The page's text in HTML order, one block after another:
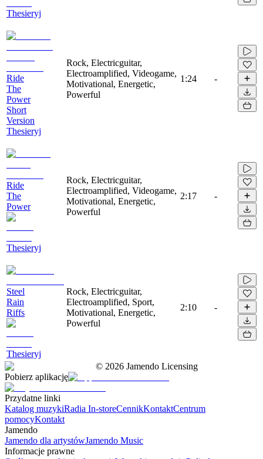
Thesieryj
Ride
The
Power
Short
Version
Thesieryj
Rock, Electricguitar,
Electroamplified, Videogame,
Motivational, Energetic,
Powerful
1:24 -
Ride
The
Power
Thesieryj
Rock, Electricguitar,
Electroamplified, Videogame,
Motivational, Energetic,
Powerful
2:17 -
Steel
Rain
Riffs
Thesieryj
Rock, Electricguitar,
Electroamplified, Sport,
Motivational, Energetic,
Powerful
2:10 -
© 2026 Jamendo Licensing
Pobierz aplikację
Przydatne linki
Katalog muzykiRadia In-storeCennikKontaktCentrum
pomocyKontakt
Jamendo
Jamendo dla artystówJamendo Music
Informacje prawne